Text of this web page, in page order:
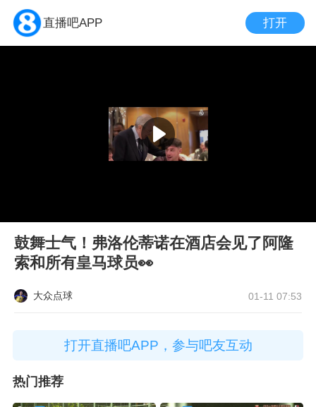
直播吧APP 打开
鼓舞士气！弗洛伦蒂诺在酒店会见了阿隆
索和所有皇马球员👀
大众点球 01-11 07:53
打开直播吧APP，参与吧友互动
热门推荐